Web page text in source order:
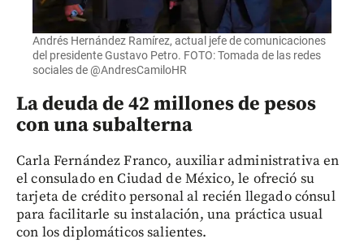
Andrés Hernández Ramírez, actual jefe de comunicaciones
del presidente Gustavo Petro. FOTO: Tomada de las redes
sociales de @AndresCamiloHR
La deuda de 42 millones de pesos
con una subalterna
Carla Fernández Franco, auxiliar administrativa en
el consulado en Ciudad de México, le ofreció su
tarjeta de crédito personal al recién llegado cónsul
para facilitarle su instalación, una práctica usual
con los diplomáticos salientes.